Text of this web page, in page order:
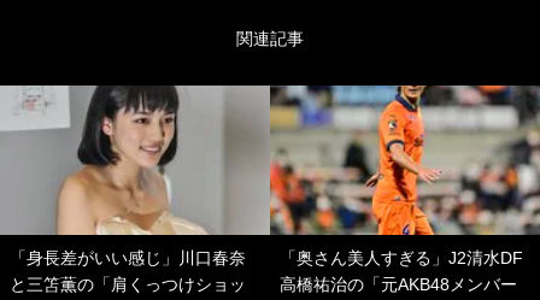
関連記事
「身長差がいい感じ」川口春奈
と三笘薫の「肩くっつけショッ
「奥さん美人すぎる」J2清水DF
高橋祐治の「元AKB48メンバー